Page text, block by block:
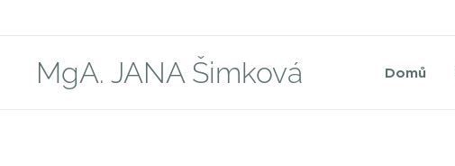
MgA. JANA Šimková Domů